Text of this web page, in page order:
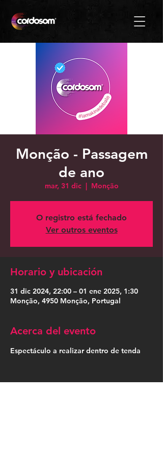
Monção - Passagem
de ano
mar, 31 dic
  |
Monção
O registro está fechado
Ver outros eventos
Horario y ubicación
31 dic 2024, 22:00 – 01 ene 2025, 1:30
Monção, 4950 Monção, Portugal
Acerca del evento
Espectáculo a realizar dentro de tenda